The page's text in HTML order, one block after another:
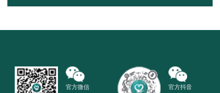
官方微信 官方抖音